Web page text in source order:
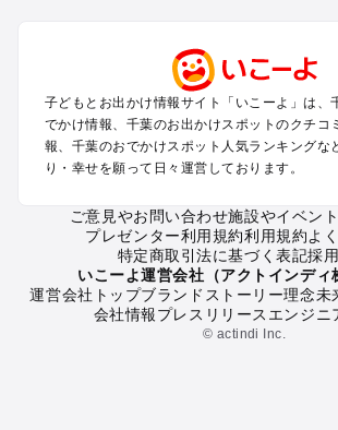
成田・印西・酒々井のプールお出かけ
館山・南房総のプールお出かけ
九十九里・銚子のプールお出かけ
千葉市・市原のプールお出かけ
鴨川・勝浦・御宿のプールお出かけ
千葉の定番お出かけスポット
千葉の遊園地
千葉の動物園
千葉のバーベキュー
子どもとお出かけ情報サイト「いこーよ」は、
でかけ情報、千葉のお出かけスポットのクチコ
報、千葉のおでかけスポット人気ランキングな
り・幸せを願って日々運営しております。
ご意見やお問い合わせ施設やイベン
プレゼンター利用規約利用規約よ
特定商取引法に基づく表記採
いこーよ運営会社（アクトインディ
運営会社トップブランドストーリー理念未
会社情報プレスリリース エンジニ
© actindi Inc.